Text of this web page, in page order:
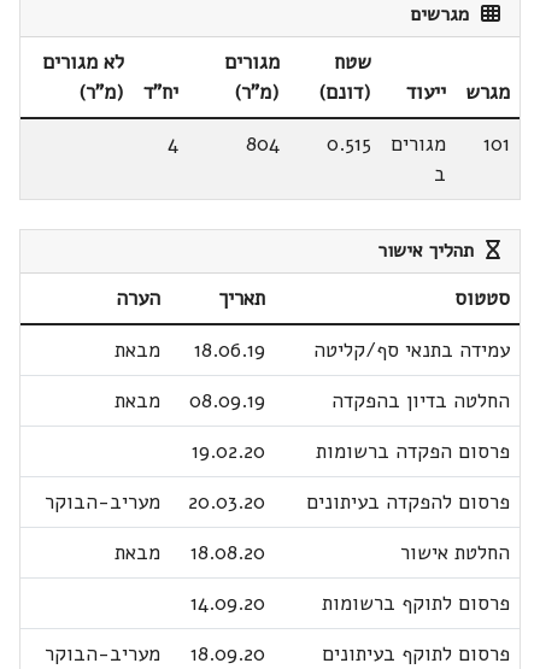
מגרשים
מגרש ייעוד
שטח
(דונם)
מגורים
(מ"ר)
יח"ד
לא מגורים
(מ"ר)
101
מגורים
ב
0.515
804
4
תהליך אישור
סטטוס תאריך
הערה
עמידה בתנאי סף/קליטה
18.06.19
מבאת
החלטה בדיון בהפקדה
08.09.19
מבאת
פרסום הפקדה ברשומות
19.02.20
פרסום להפקדה בעיתונים
20.03.20
מעריב-הבוקר
החלטת אישור
18.08.20
מבאת
פרסום לתוקף ברשומות
14.09.20
פרסום לתוקף בעיתונים
18.09.20 מעריב-הבוקר